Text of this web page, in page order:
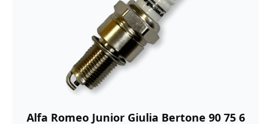
Alfa Romeo Junior Giulia Bertone 90 75 6